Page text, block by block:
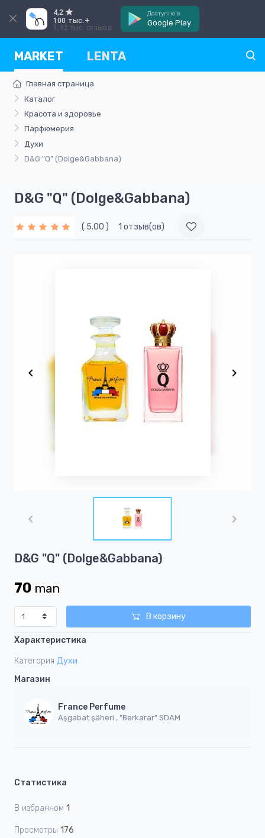
4,2
100 тыс.+
1,92 тыс. отзыва
Доступно в
Google Play
MARKET LENTA
Главная страница
Каталог
Красота и здоровье
Парфюмерия
Духи
D&G "Q" (Dolge&Gabbana)
D&G "Q" (Dolge&Gabbana)
( 5.00 ) 1 отзыв(ов)
1
1
D&G "Q" (Dolge&Gabbana)
70 man
В корзину
Характеристика
Категория Духи
Магазин
France Perfume
Aşgabat şäheri , "Berkarar" SDAM
Статистика
В избранном 1
Просмотры 176